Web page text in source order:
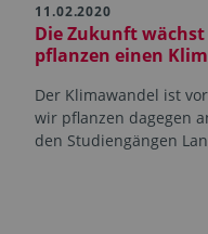
11.02.2020
Die Zukunft
pflanzen einen
Der Klimawandel ist
wir pflanzen dagegen
den Studiengängen